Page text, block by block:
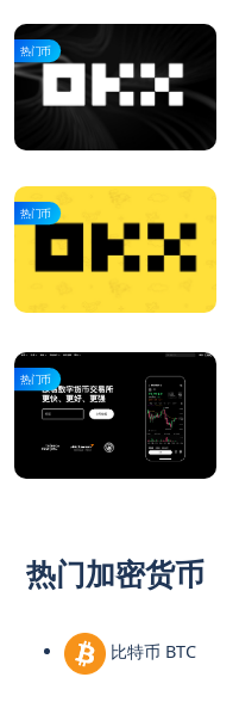
热门币
热门币
热门币
热门加密货币
比特币 BTC